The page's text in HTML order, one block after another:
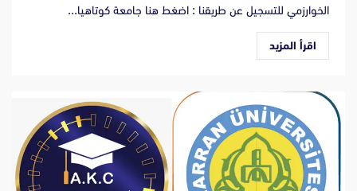
الخوارزمي للتسجيل عن طريقنا : اضغط هنا جامعة كوتاهيا...
اقرأ المزيد